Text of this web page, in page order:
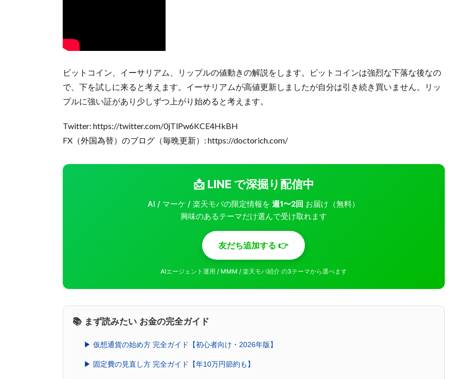
ビットコイン、イーサリアム、リップルの値動きの解説をします。ビットコインは強烈な下落な後なの
で、下を試しに来ると考えます。イーサリアムが高値更新しましたが自分は引き続き買いません。リッ
プルに強い証があり少しずつ上がり始めると考えます。
Twitter: https://twitter.com/0jTlPw6KCE4HkBH
FX（外国為替）のブログ（毎晩更新）: https://doctorich.com/
📩 LINE で深掘り配信中
AI / マーケ / 楽天モバの限定情報を週1〜2回 お届け（無料）
興味のあるテーマだけ選んで受け取れます
友だち追加する 👉
AIエージェント運用 / MMM / 楽天モバ紹介 の3テーマから選べます
📚 まず読みたい お金の完全ガイド
▶ 仮想通貨の始め方 完全ガイド【初心者向け・2026年版】
▶ 固定費の見直し方 完全ガイド【年10万円節約も】